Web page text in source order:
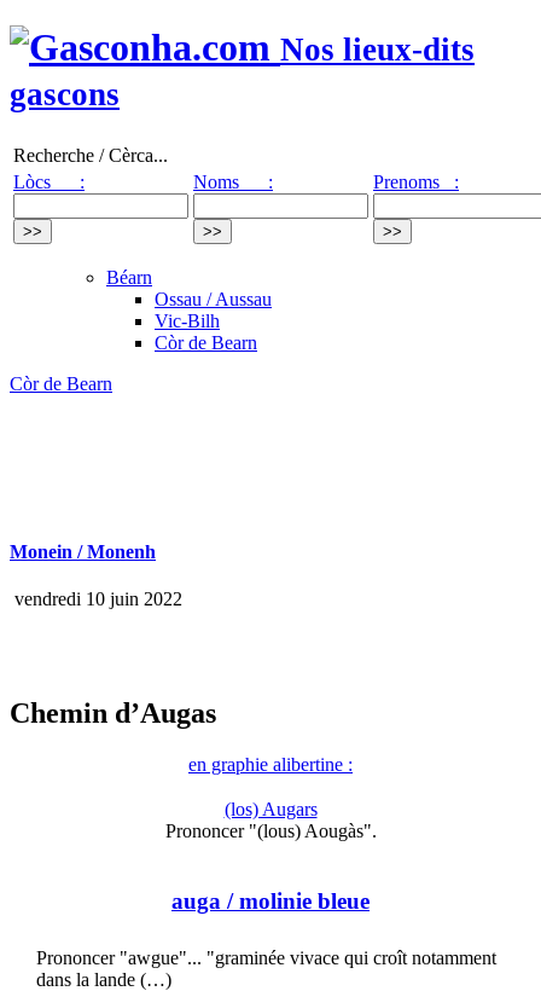
Nos lieux-dits
gascons
Recherche / Cèrca...
Lòcs :
Noms : Prenoms :
Béarn
Ossau / Aussau
Vic-Bilh
Còr de Bearn
Còr de Bearn
Monein / Monenh
vendredi 10 juin 2022
Chemin d’Augas
en graphie alibertine :
(los) Augars
Prononcer "(lous) Aougàs".
auga / molinie bleue
Prononcer "awgue"... "graminée vivace qui croît notamment
dans la lande (…)